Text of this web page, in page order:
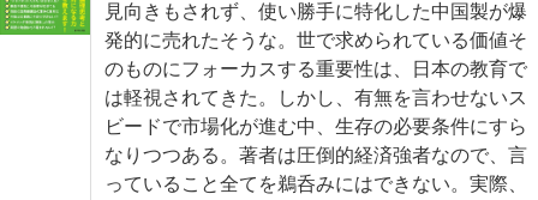
見向きもされず、使い勝手に特化した中国製が爆
発的に売れたそうな。世で求められている価値そ
のものにフォーカスする重要性は、日本の教育で
は軽視されてきた。しかし、有無を言わせないス
ビードで市場化が進む中、生存の必要条件にすら
なりつつある。著者は圧倒的経済強者なので、言
っていること全てを鵜呑みにはできない。実際、